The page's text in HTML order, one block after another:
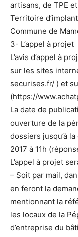
artisans, de TPE et
Territoire
Commune de
3- L’appel à projet
L’avis d’appel à
sur les sites
securises.fr/ ) et
(https://
La date de
ouverture de la
dossiers jusqu’à
2017 à 11h
L’appel à projet
– Soit par mail,
en feront la
mentionnant la
les locaux de la
d’entreprise du